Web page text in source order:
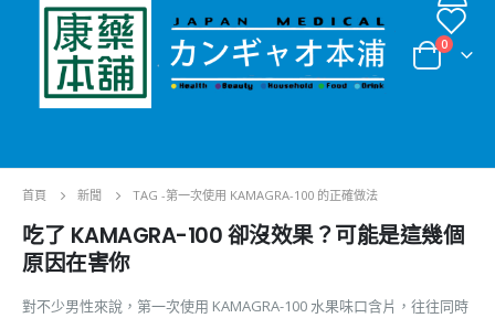
0
首頁 新聞 TAG -第一次使用 KAMAGRA-100 的正確做法
吃了 KAMAGRA-100 卻沒效果？可能是這幾個
原因在害你
對不少男性來說，第一次使用 KAMAGRA-100 水果味口含片，往往同時